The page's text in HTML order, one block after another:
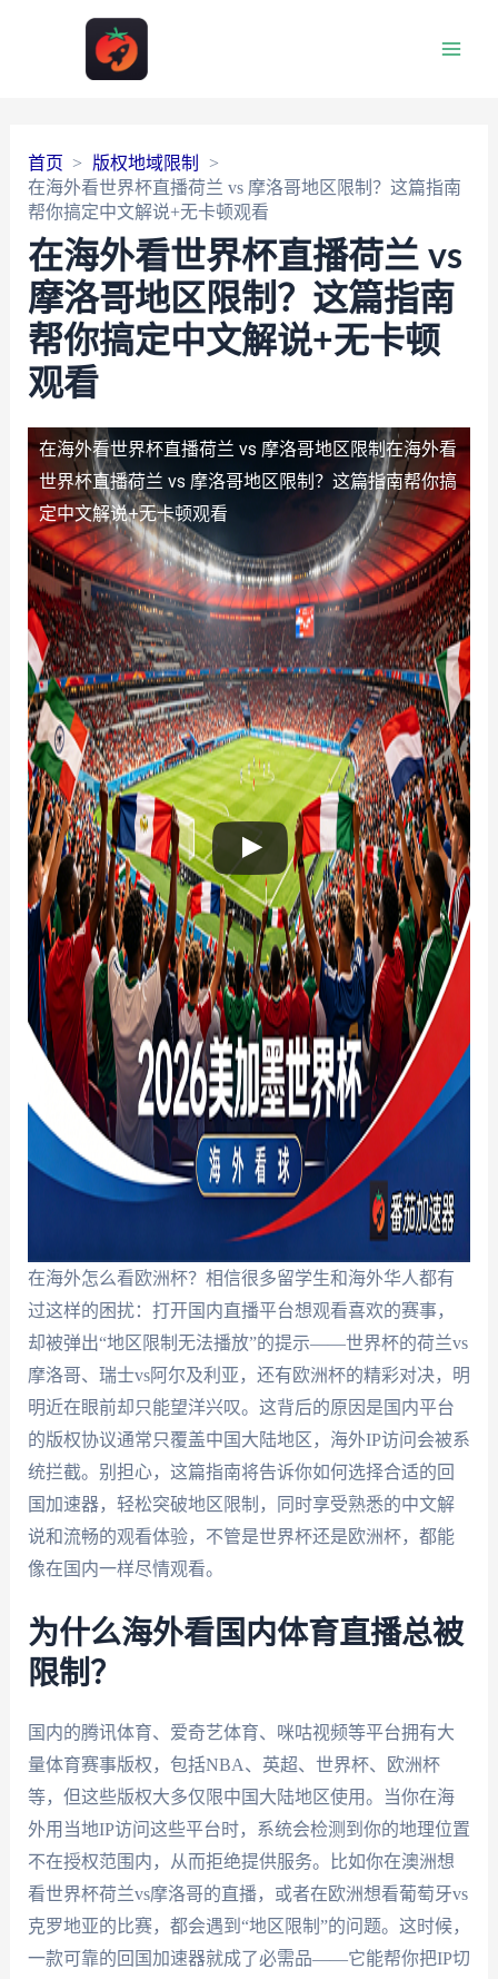
首页
版权地域限制
在海外看世界杯直播荷兰 vs 摩洛哥地区限制？这篇指南
帮你搞定中文解说+无卡顿观看
在海外看世界杯直播荷兰 vs
摩洛哥地区限制？这篇指南
帮你搞定中文解说+无卡顿
观看
在海外看世界杯直播荷兰 vs 摩洛哥地区限制在海外看
世界杯直播荷兰 vs 摩洛哥地区限制？这篇指南帮你搞
定中文解说+无卡顿观看
在海外怎么看欧洲杯？相信很多留学生和海外华人都有
过这样的困扰：打开国内直播平台想观看喜欢的赛事，
却被弹出“地区限制无法播放”的提示——世界杯的荷兰vs
摩洛哥、瑞士vs阿尔及利亚，还有欧洲杯的精彩对决，明
明近在眼前却只能望洋兴叹。这背后的原因是国内平台
的版权协议通常只覆盖中国大陆地区，海外IP访问会被系
统拦截。别担心，这篇指南将告诉你如何选择合适的回
国加速器，轻松突破地区限制，同时享受熟悉的中文解
说和流畅的观看体验，不管是世界杯还是欧洲杯，都能
像在国内一样尽情观看。
为什么海外看国内体育直播总被
限制？
国内的腾讯体育、爱奇艺体育、咪咕视频等平台拥有大
量体育赛事版权，包括NBA、英超、世界杯、欧洲杯
等，但这些版权大多仅限中国大陆地区使用。当你在海
外用当地IP访问这些平台时，系统会检测到你的地理位置
不在授权范围内，从而拒绝提供服务。比如你在澳洲想
看世界杯荷兰vs摩洛哥的直播，或者在欧洲想看葡萄牙vs
克罗地亚的比赛，都会遇到“地区限制”的问题。这时候，
一款可靠的回国加速器就成了必需品——它能帮你把IP切